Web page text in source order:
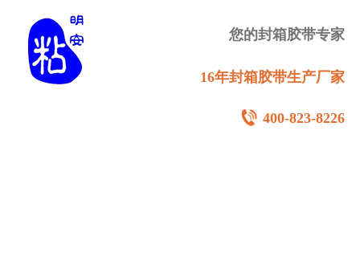
您的封箱胶带专家
16年封箱胶带生产厂家
400-823-8226